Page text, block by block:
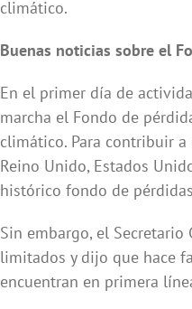
climático.
Buenas noticias sobre el
En el primer día de
marcha el Fondo de
climático. Para contribuir
Reino Unido, Estados
histórico fondo de
Sin embargo, el
limitados y dijo que hace
encuentran en primera